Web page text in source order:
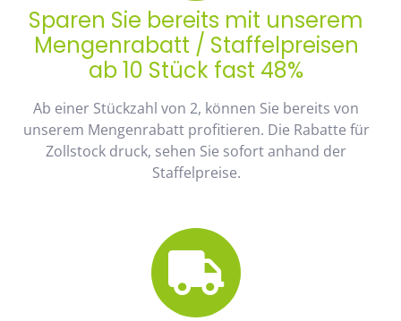
Sparen Sie bereits mit unserem
Mengenrabatt / Staffelpreisen
ab 10 Stück fast 48%
Ab einer Stückzahl von 2, können Sie bereits von
unserem Mengenrabatt profitieren. Die Rabatte für
Zollstock druck, sehen Sie sofort anhand der
Staffelpreise.